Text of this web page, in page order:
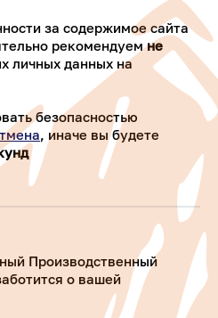
за содержимое сайта
рекомендуемне
личных данных на
безопасностью
, иначе вы будете
Производственный
о вашей